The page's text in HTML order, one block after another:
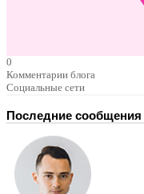
0
Комментарии блога
Социальные сети
Последние сообщения